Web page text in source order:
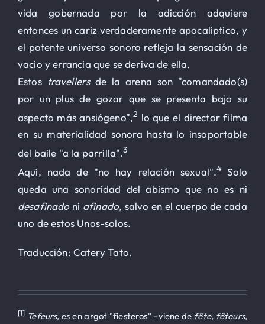
vida gobernada por la adicción adquiere
entonces un cariz verdaderamente apocalíptico, y
el potente universo sonoro refleja la sensación de
vacío y errancia que se deriva de ella.
Estostravellersde la arena son "comandado(s)
por un plus de gozar que se presenta bajo su
aspecto más ansiógeno",2 lo que el director filma
en su materialidad sonora hasta lo insoportable
del baile "a la parrilla".3
Aquí, nada de "no hay relación sexual".4 Solo
queda una sonoridad del abismo que no es ni
desafinado ni afinado, salvo en el cuerpo de cada
uno de estos Unos-solos.
Traducción: Catery Tato.
[1] Tefeurs, es en argot "fiesteros" –viene de fête, fêteurs,